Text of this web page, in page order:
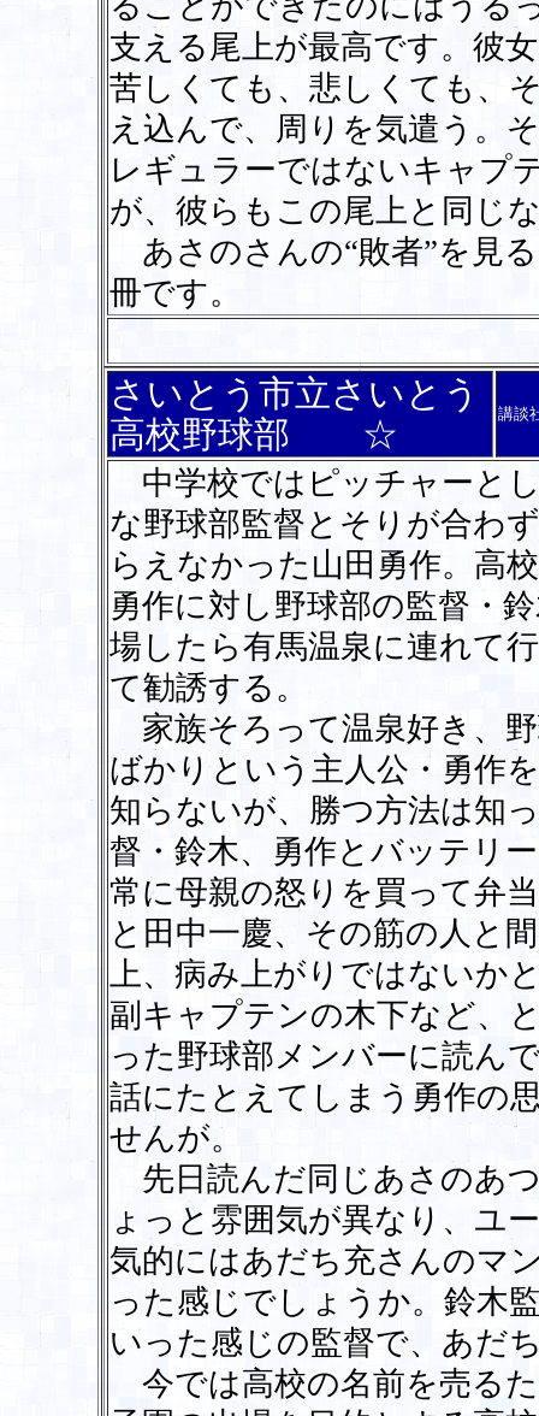
支える尾上が最高です。彼
苦しくても、悲しくても、
え込んで、周りを気遣う。
レギュラーではないキャプ
が、彼らもこの尾上と同じ
あさのさんの“敗者”を見
冊です。
さいとう市立さいとう
高校野球部 ☆
講談
中学校ではピッチャーと
な野球部監督とそりが合わ
らえなかった山田勇作。高
勇作に対し野球部の監督・
場したら有馬温泉に連れて
て勧誘する。
家族そろって温泉好き、
ばかりという主人公・勇作
知らないが、勝つ方法は知
督・鈴木、勇作とバッテリ
常に母親の怒りを買って弁
と田中一慶、その筋の人と
上、病み上がりではないか
副キャプテンの木下など、
った野球部メンバーに読ん
話にたとえてしまう勇作の
せんが。
先日読んだ同じあさのあ
ょっと雰囲気が異なり、ユ
気的にはあだち充さんのマ
った感じでしょうか。鈴木
いった感じの監督で、あだ
今では高校の名前を売る